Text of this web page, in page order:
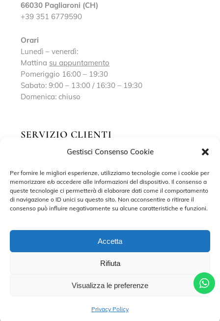
Gestisci Consenso Cookie
Per fornire le migliori esperienze, utilizziamo tecnologie come i cookie per
memorizzare e/o accedere alle informazioni del dispositivo. Il consenso a
queste tecnologie ci permetterà di elaborare dati come il comportamento
di navigazione o ID unici su questo sito. Non acconsentire o ritirare il
consenso può influire negativamente su alcune caratteristiche e funzioni.
Accetta
Rifiuta
Visualizza le preferenze
Privacy Policy
66030 Pagliaroni (CH)
+39 351 6779590
Orari
Lunedì – venerdì:
Mattina su appuntamento
Pomeriggio 16:00 – 19:30
Sabato: 9:00 – 13:00 / 16:30 – 19:30
Domenica: chiuso
SERVIZIO CLIENTI
Contatti
Privacy Policy
Cookie Policy
©2022 MARISA SPOSE S.R.L. – TUTTI I DIRITTI RISERVATI.
CONTRADA SANT’ONOFRIO, 58, 66034 LANCIANO (CH) P. IVA
02227590698 – DEVELOPED BY
ADRIANO DI MATTEO